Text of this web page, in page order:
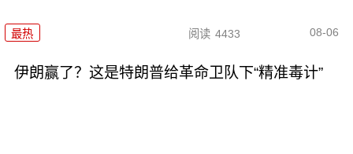
最热 阅读 4433 08-06
伊朗赢了？这是特朗普给革命卫队下“精准毒计”